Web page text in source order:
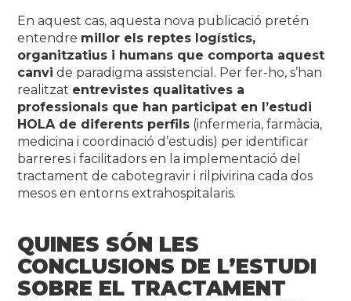
En aquest cas, aquesta nova publicació pretén
entendre millor els reptes logístics,
organitzatius i humans que comporta aquest
canvi de paradigma assistencial. Per fer-ho, s’han
realitzat entrevistes qualitatives a
professionals que han participat en l’estudi
HOLA de diferents perfils (infermeria, farmàcia,
medicina i coordinació d’estudis) per identificar
barreres i facilitadors en la implementació del
tractament de cabotegravir i rilpivirina cada dos
mesos en entorns extrahospitalaris.
QUINES SÓN LES
CONCLUSIONS DE L’ESTUDI
SOBRE EL TRACTAMENT